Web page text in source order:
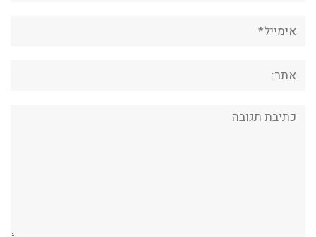
תגובה: